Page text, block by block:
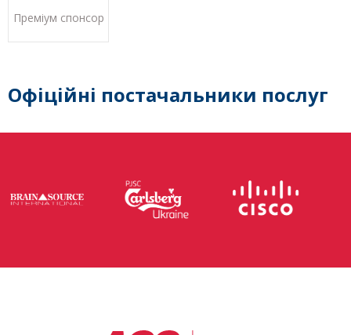
Преміум спонсор
Офіційні постачальники послуг